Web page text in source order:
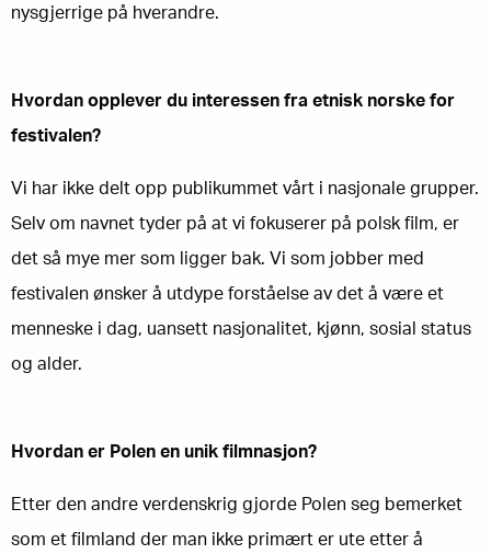
nysgjerrige på hverandre.
Hvordan opplever du interessen fra etnisk norske for
festivalen?
Vi har ikke delt opp publikummet vårt i nasjonale grupper.
Selv om navnet tyder på at vi fokuserer på polsk film, er
det så mye mer som ligger bak. Vi som jobber med
festivalen ønsker å utdype forståelse av det å være et
menneske i dag, uansett nasjonalitet, kjønn, sosial status
og alder.
Hvordan er Polen en unik filmnasjon?
Etter den andre verdenskrig gjorde Polen seg bemerket
som et filmland der man ikke primært er ute etter å